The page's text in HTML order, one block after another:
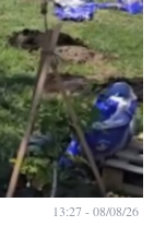
13:27 - 08/08/26